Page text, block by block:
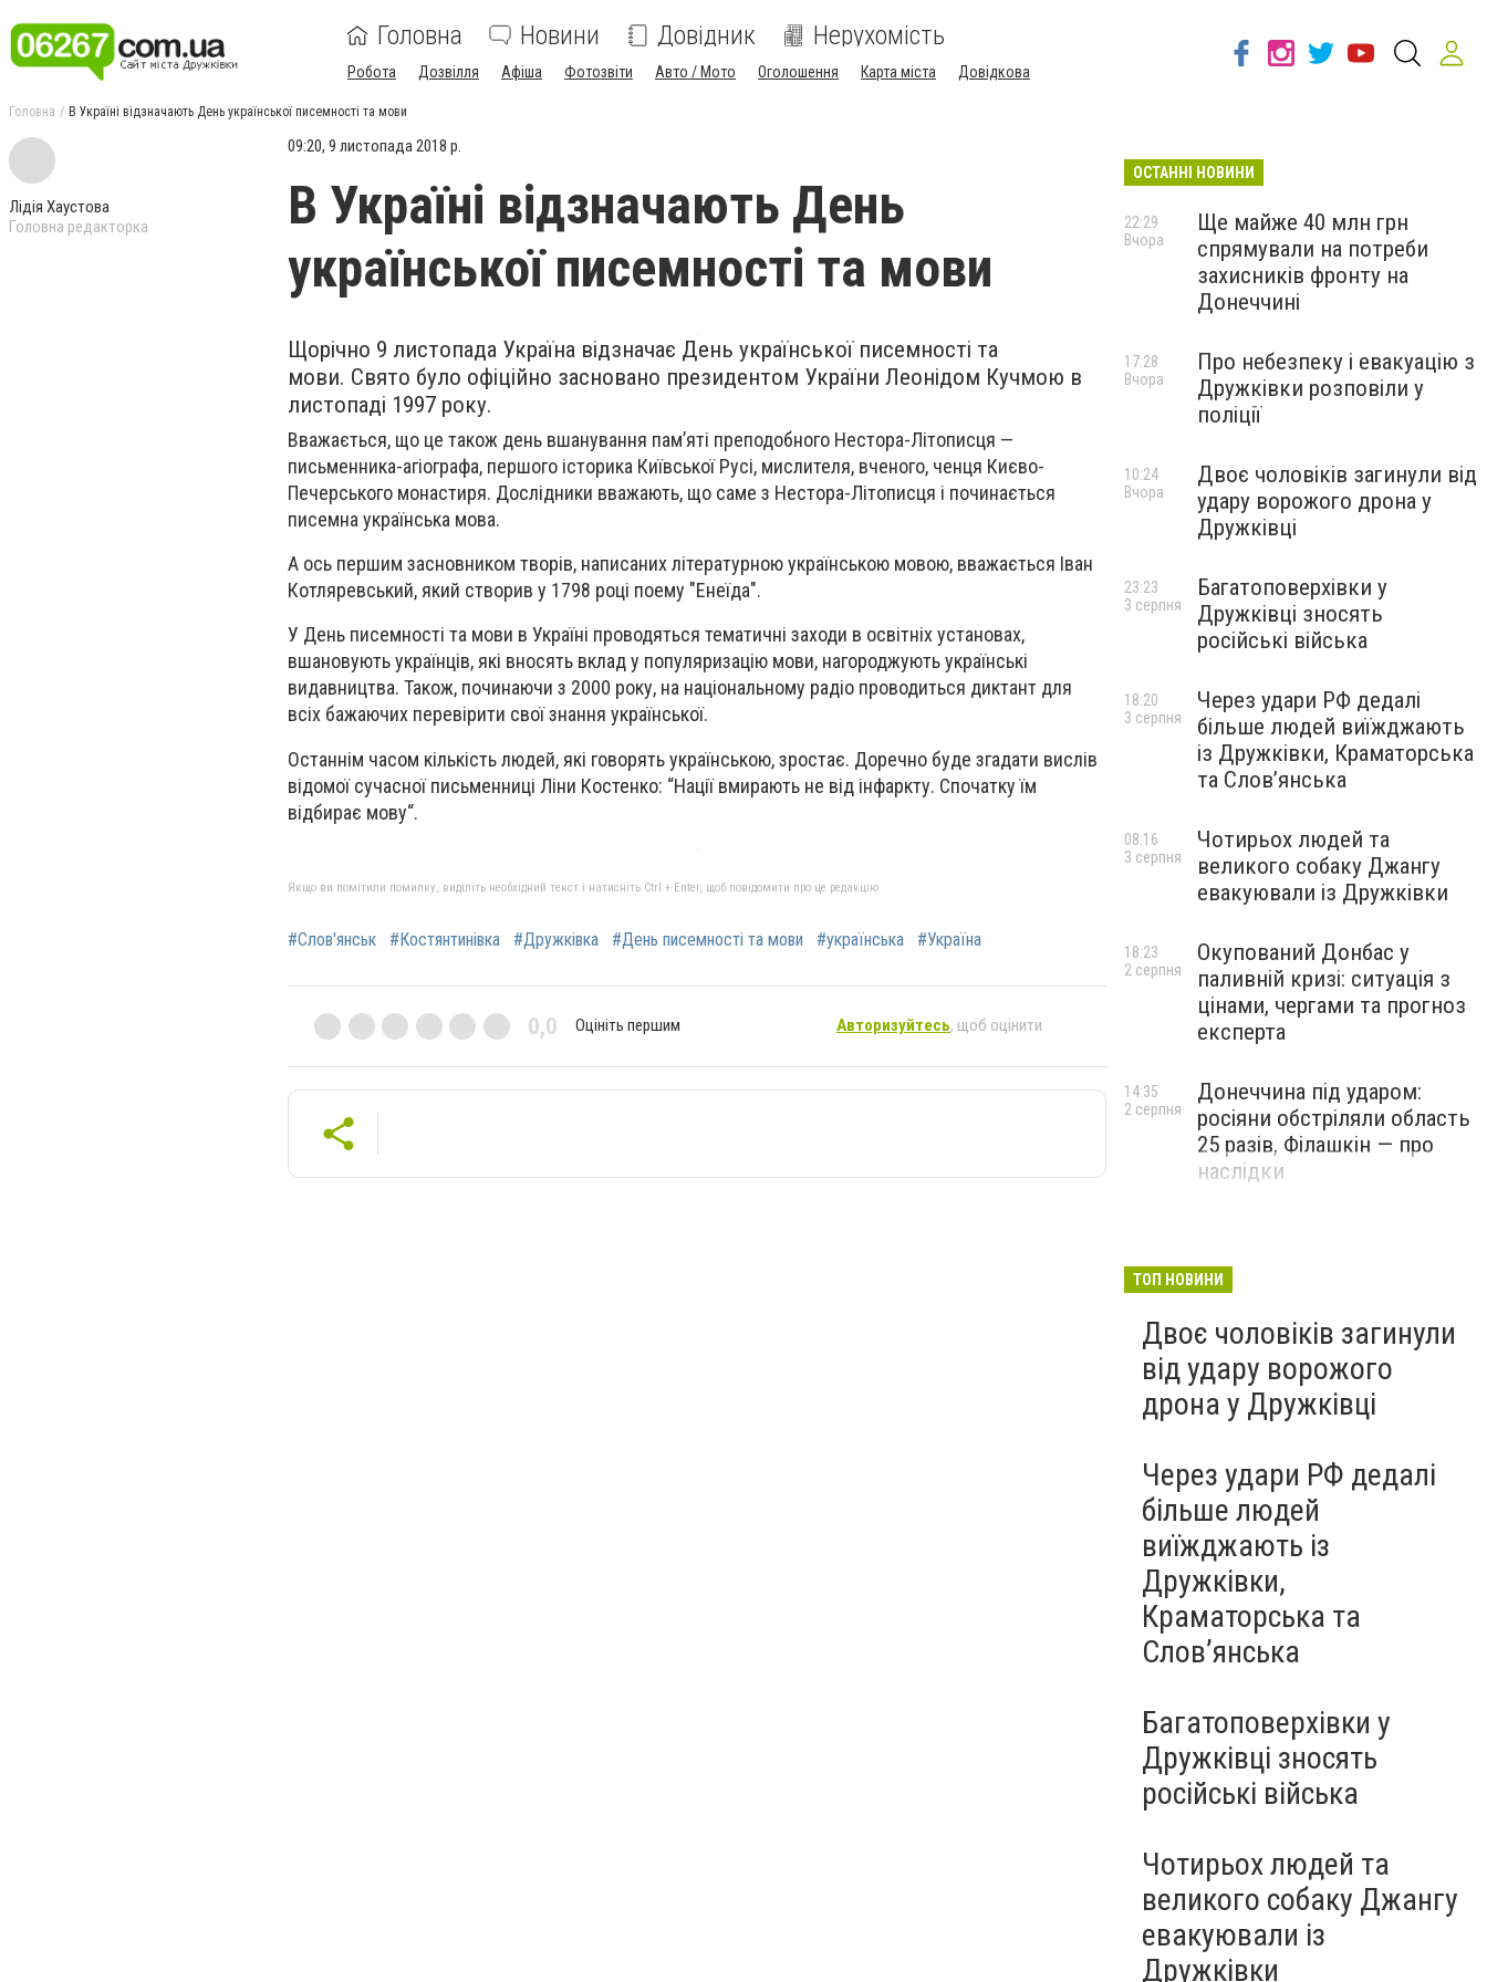
Головна Новини Довідник Нерухомість
Робота Дозвілля Афіша Фотозвіти Авто / Мото Оголошення Карта міста Довідкова
Головна В Україні відзначають День української писемності та мови
Лідія Хаустова
Головна редакторка
09:20, 9 листопада 2018 р.
В Україні відзначають День
української писемності та мови
Щорічно 9 листопада Україна відзначає День української писемності та
мови. Свято було офіційно засновано президентом України Леонідом Кучмою в
листопаді 1997 року.
Вважається, що це також день вшанування пам’яті преподобного Нестора-Літописця —
письменника-агіографа, першого історика Київської Русі, мислителя, вченого, ченця Києво-
Печерського монастиря. Дослідники вважають, що саме з Нестора-Літописця і починається
писемна українська мова.
А ось першим засновником творів, написаних літературною українською мовою, вважається Іван
Котляревський, який створив у 1798 році поему "Енеїда".
У День писемності та мови в Україні проводяться тематичні заходи в освітніх установах,
вшановують українців, які вносять вклад у популяризацію мови, нагороджують українські
видавництва. Також, починаючи з 2000 року, на національному радіо проводиться диктант для
всіх бажаючих перевірити свої знання української.
Останнім часом кількість людей, які говорять українською, зростає. Доречно буде згадати вислів
відомої сучасної письменниці Ліни Костенко: “Нації вмирають не від інфаркту. Спочатку їм
відбирає мову“.
Якщо ви помітили помилку, виділіть необхідний текст і натисніть Ctrl + Enter, щоб повідомити про це редакцію
#Слов'янськ #Костянтинівка #Дружківка #День писемності та мови #українська #Україна
0,0 Оцініть першим Авторизуйтесь, щоб оцінити
ОСТАННІ НОВИНИ
Ще майже 40 млн грн
спрямували на потреби
захисників фронту на
Донеччині
22:29
Вчора
Про небезпеку і евакуацію з
Дружківки розповіли у
поліції
17:28
Вчора
Двоє чоловіків загинули від
удару ворожого дрона у
Дружківці
10:24
Вчора
Багатоповерхівки у
Дружківці зносять
російські війська
23:23
3 серпня
Через удари РФ дедалі
більше людей виїжджають
із Дружківки, Краматорська
та Слов’янська
18:20
3 серпня
Чотирьох людей та
великого собаку Джангу
евакуювали із Дружківки
08:16
3 серпня
Окупований Донбас у
паливній кризі: ситуація з
цінами, чергами та прогноз
експерта
18:23
2 серпня
Донеччина під ударом:
росіяни обстріляли область
25 разів, Філашкін — про
наслідки
14:35
2 серпня
ТОП НОВИНИ
Двоє чоловіків загинули
від удару ворожого
дрона у Дружківці
Через удари РФ дедалі
більше людей
виїжджають із
Дружківки,
Краматорська та
Слов’янська
Багатоповерхівки у
Дружківці зносять
російські війська
Чотирьох людей та
великого собаку Джангу
евакуювали із
Дружківки